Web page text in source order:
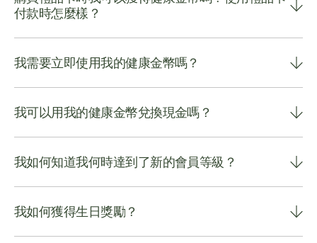
付款時怎麼樣？
我需要立即使用我的健康金幣嗎？
我可以用我的健康金幣兌換現金嗎？
我如何知道我何時達到了新的會員等級？
我如何獲得生日獎勵？